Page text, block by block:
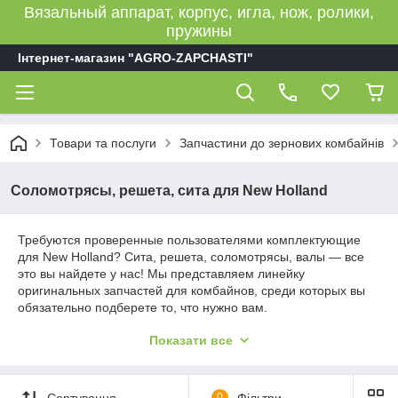
Вязальный аппарат, корпус, игла, нож, ролики,
пружины
Інтернет-магазин "AGRO-ZAPCHASTI"
Товари та послуги Запчастини до зернових комбайнів
Соломотрясы, решета, сита для New Holland
Требуются проверенные пользователями комплектующие
для New Holland? Сита, решета, соломотрясы, валы — все
это вы найдете у нас! Мы представляем линейку
оригинальных запчастей для комбайнов, среди которых вы
обязательно подберете то, что нужно вам.
комбайнов
Показати все